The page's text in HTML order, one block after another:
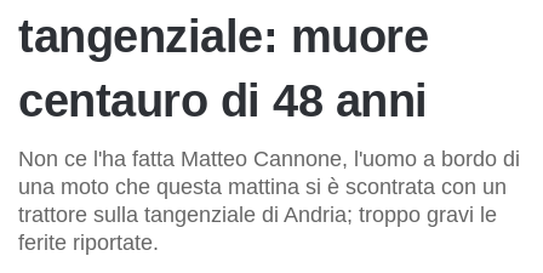
tangenziale: muore
centauro di 48 anni
Non ce l'ha fatta Matteo Cannone, l'uomo a bordo di
una moto che questa mattina si è scontrata con un
trattore sulla tangenziale di Andria; troppo gravi le
ferite riportate.